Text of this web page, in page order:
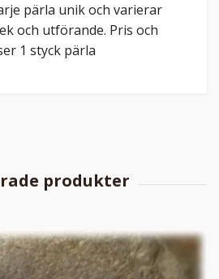
pärla unik och varierar
och utförande. Pris och
1 styck pärla